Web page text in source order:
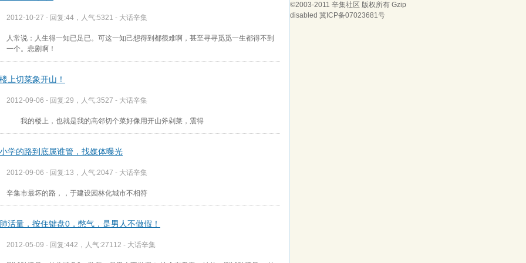
2012-10-27 - 回复:44，人气:5321 - 大话辛集
人常说：人生得一知已足已。可这一知己想得到都很难啊，甚至寻寻觅觅一生都得不到
一个。悲剧啊！
上切菜象开山！
2012-09-06 - 回复:29，人气:3527 - 大话辛集
我的楼上，也就是我的高邻切个菜好像用开山斧剁菜，震得
学的路到底属谁管，找媒体曝光
2012-09-06 - 回复:13，人气:2047 - 大话辛集
辛集市最坏的路，，于建设园林化城市不相符
活量，按住键盘0，憋气，是男人不做假！
2012-05-09 - 回复:442，人气:27112 - 大话辛集
©2003-2011 辛集社区 版权所有 Gzip
disabled 冀ICP备07023681号